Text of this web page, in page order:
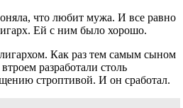
что любит мужа. И все равно
Ей с ним было хорошо.
Как раз тем самым сыном
разработали столь
строптивой. И он сработал.